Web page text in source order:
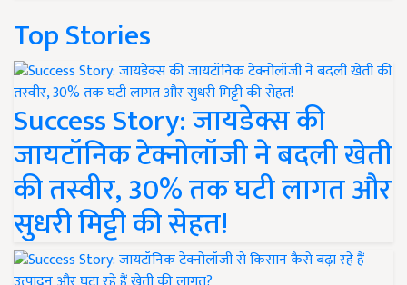
Top Stories
Success Story: जायडेक्स की
जायटॉनिक टेक्नोलॉजी ने बदली खेती
की तस्वीर, 30% तक घटी लागत और
सुधरी मिट्टी की सेहत!